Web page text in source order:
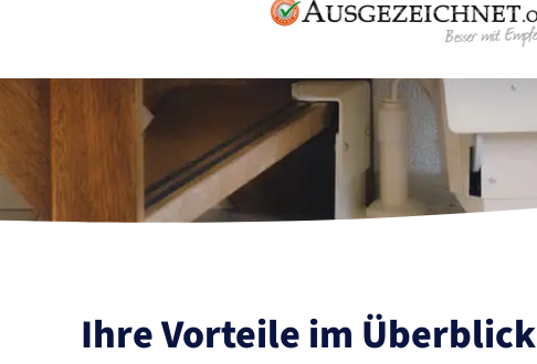
Ihre Vorteile im Überblick